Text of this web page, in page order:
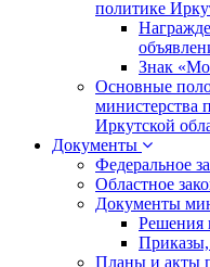
политике
Знак
Основные
министерства
Иркутской
Документы
Федеральное
Областное
Документы
Решения
Планы и акты